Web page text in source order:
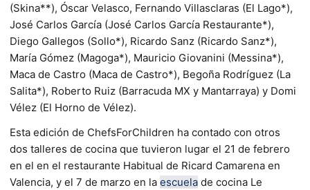
(Skina**), Óscar Velasco, Fernando Villasclaras (El Lago*),
José Carlos García (José Carlos García Restaurante*),
Diego Gallegos (Sollo*), Ricardo Sanz (Ricardo Sanz*),
María Gómez (Magoga*), Mauricio Giovanini (Messina*),
Maca de Castro (Maca de Castro*), Begoña Rodríguez (La
Salita*), Roberto Ruiz (Barracuda MX y Mantarraya) y Domi
Vélez (El Horno de Vélez).
Esta edición de ChefsForChildren ha contado con otros
dos talleres de cocina que tuvieron lugar el 21 de febrero
en el en el restaurante Habitual de Ricard Camarena en
Valencia, y el 7 de marzo en la escuela de cocina Le